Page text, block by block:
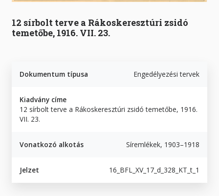
12 sírbolt terve a Rákoskeresztúri zsidó
temetőbe, 1916. VII. 23.
Dokumentum típusa Engedélyezési tervek
Kiadvány címe
12 sírbolt terve a Rákoskeresztúri zsidó temetőbe, 1916.
VII. 23.
Vonatkozó alkotás Síremlékek, 1903–1918
Jelzet 16_BFL_XV_17_d_328_KT_t_1